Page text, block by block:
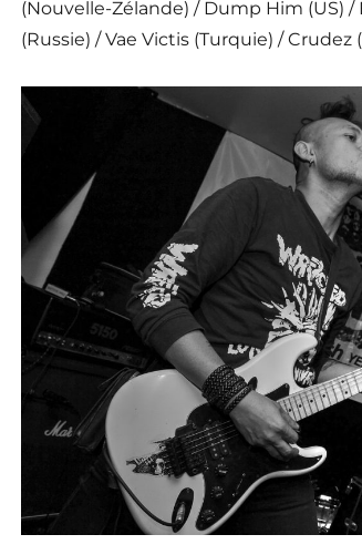
(Nouvelle-Zélande) / Dump Him (US)
(Russie) / Vae Victis (Turquie) / Crudez